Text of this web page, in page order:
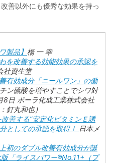
善以外にも優秀な効果を持っ
製品】 楊 一 幸
を改善する効能効果の承認を
社資生堂
有効成分「ニールワン」の働
ン硫酸を増やすことでシワ対
8日 ポーラ化成工業株式会社
釘丸和也）
善する”安定化ビタミンＥ誘
としての承認を取得！ 日本メ
初のダブル改善有効成分が誕
「ライスパワー®No.11+（プ